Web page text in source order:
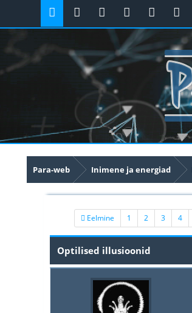
Para-web Inimene ja energiad
Eelmine 1 2 3 4
Optilised illusioonid